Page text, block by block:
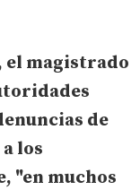
el magistrado
de
los
"en muchos